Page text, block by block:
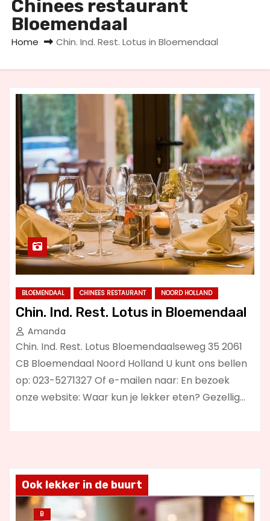
Chinees restaurant
Bloemendaal
Home Chin. Ind. Rest. Lotus in Bloemendaal
BLOEMENDAAL CHINEES RESTAURANT NOORD HOLLAND
Chin. Ind. Rest. Lotus in Bloemendaal
Amanda
Chin. Ind. Rest. Lotus Bloemendaalseweg 35 2061
CB Bloemendaal Noord Holland U kunt ons bellen
op: 023-5271327 Of e-mailen naar: En bezoek
onze website: Waar kun je lekker eten? Gezellig…
Ook lekker in de buurt
B